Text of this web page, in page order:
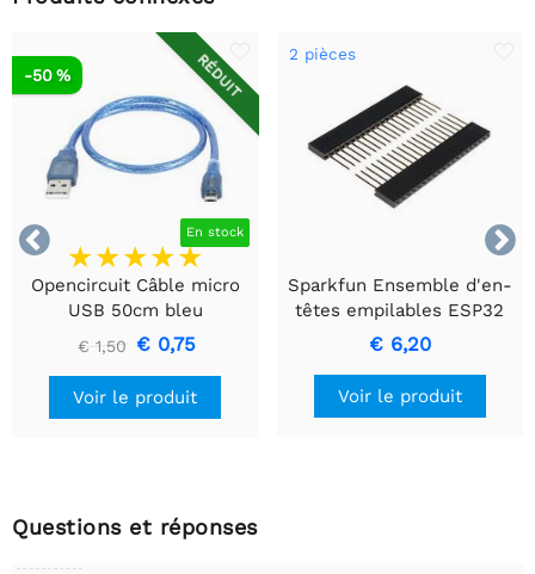


RÉDUIT
En stock
-50 %
Opencircuit Câble micro
USB 50cm bleu
€ 1,50 € 0,75
Voir le produit
2 pièces
Sparkfun Ensemble d'en-
têtes empilables ESP32
Thing
€ 6,20
Voir le produit
Questions et réponses